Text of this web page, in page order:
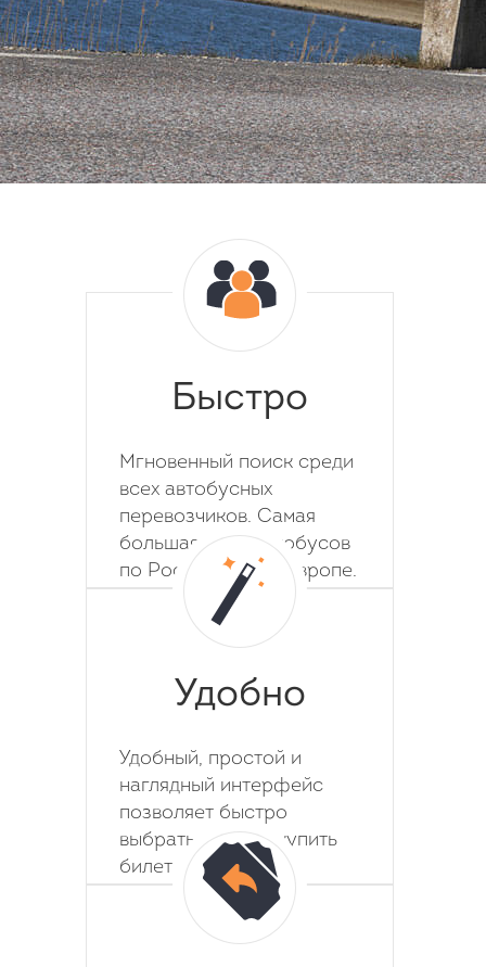
Быстро
Мгновенный поиск среди
всех автобусных
перевозчиков. Самая
большая база автобусов
по России, СНГ и Европе.
Удобно
Удобный, простой и
наглядный интерфейс
позволяет быстро
выбрать место и купить
билет на автобус.